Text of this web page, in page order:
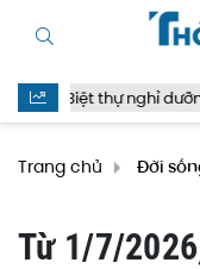
Biệt thự nghỉ dưỡng
Trang chủ Đời
Từ 1/7/